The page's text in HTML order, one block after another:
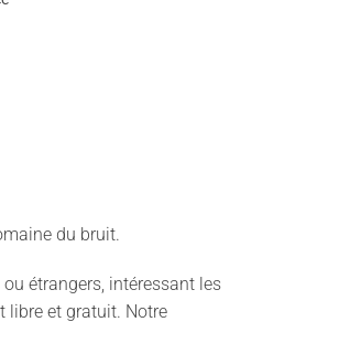
du bruit.
étrangers, intéressant les
libre et gratuit. Notre